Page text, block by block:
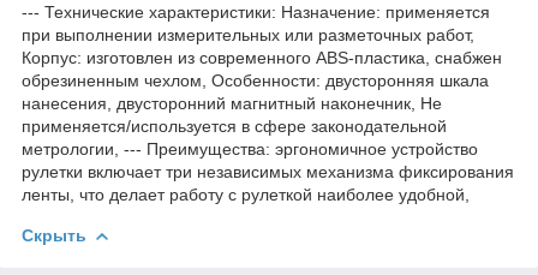
--- Технические характеристики: Назначение: применяется
при выполнении измерительных или разметочных работ,
Корпус: изготовлен из современного ABS-пластика, снабжен
обрезиненным чехлом, Особенности: двусторонняя шкала
нанесения, двусторонний магнитный наконечник, Не
применяется/используется в сфере законодательной
метрологии, --- Преимущества: эргономичное устройство
рулетки включает три независимых механизма фиксирования
ленты, что делает работу с рулеткой наиболее удобной,
Скрыть